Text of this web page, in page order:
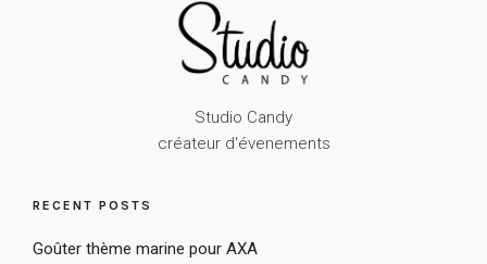
Studio Candy
créateur d'évenements
RECENT POSTS
Goûter thème marine pour AXA